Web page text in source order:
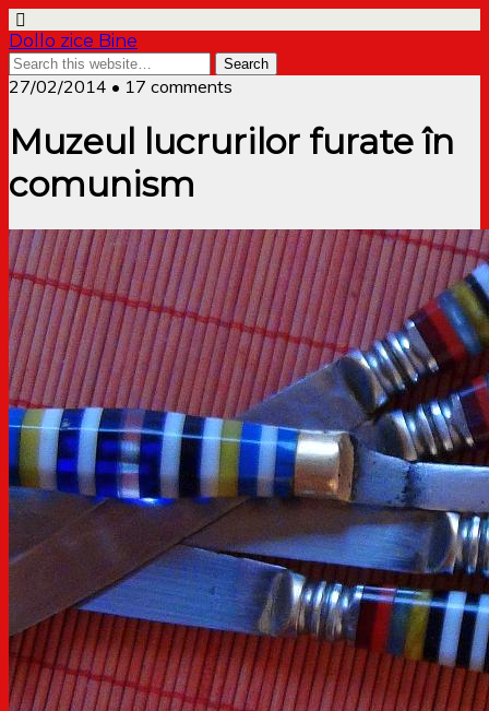
Dollo zice Bine
27/02/2014 • 17 comments
Muzeul lucrurilor furate în
comunism